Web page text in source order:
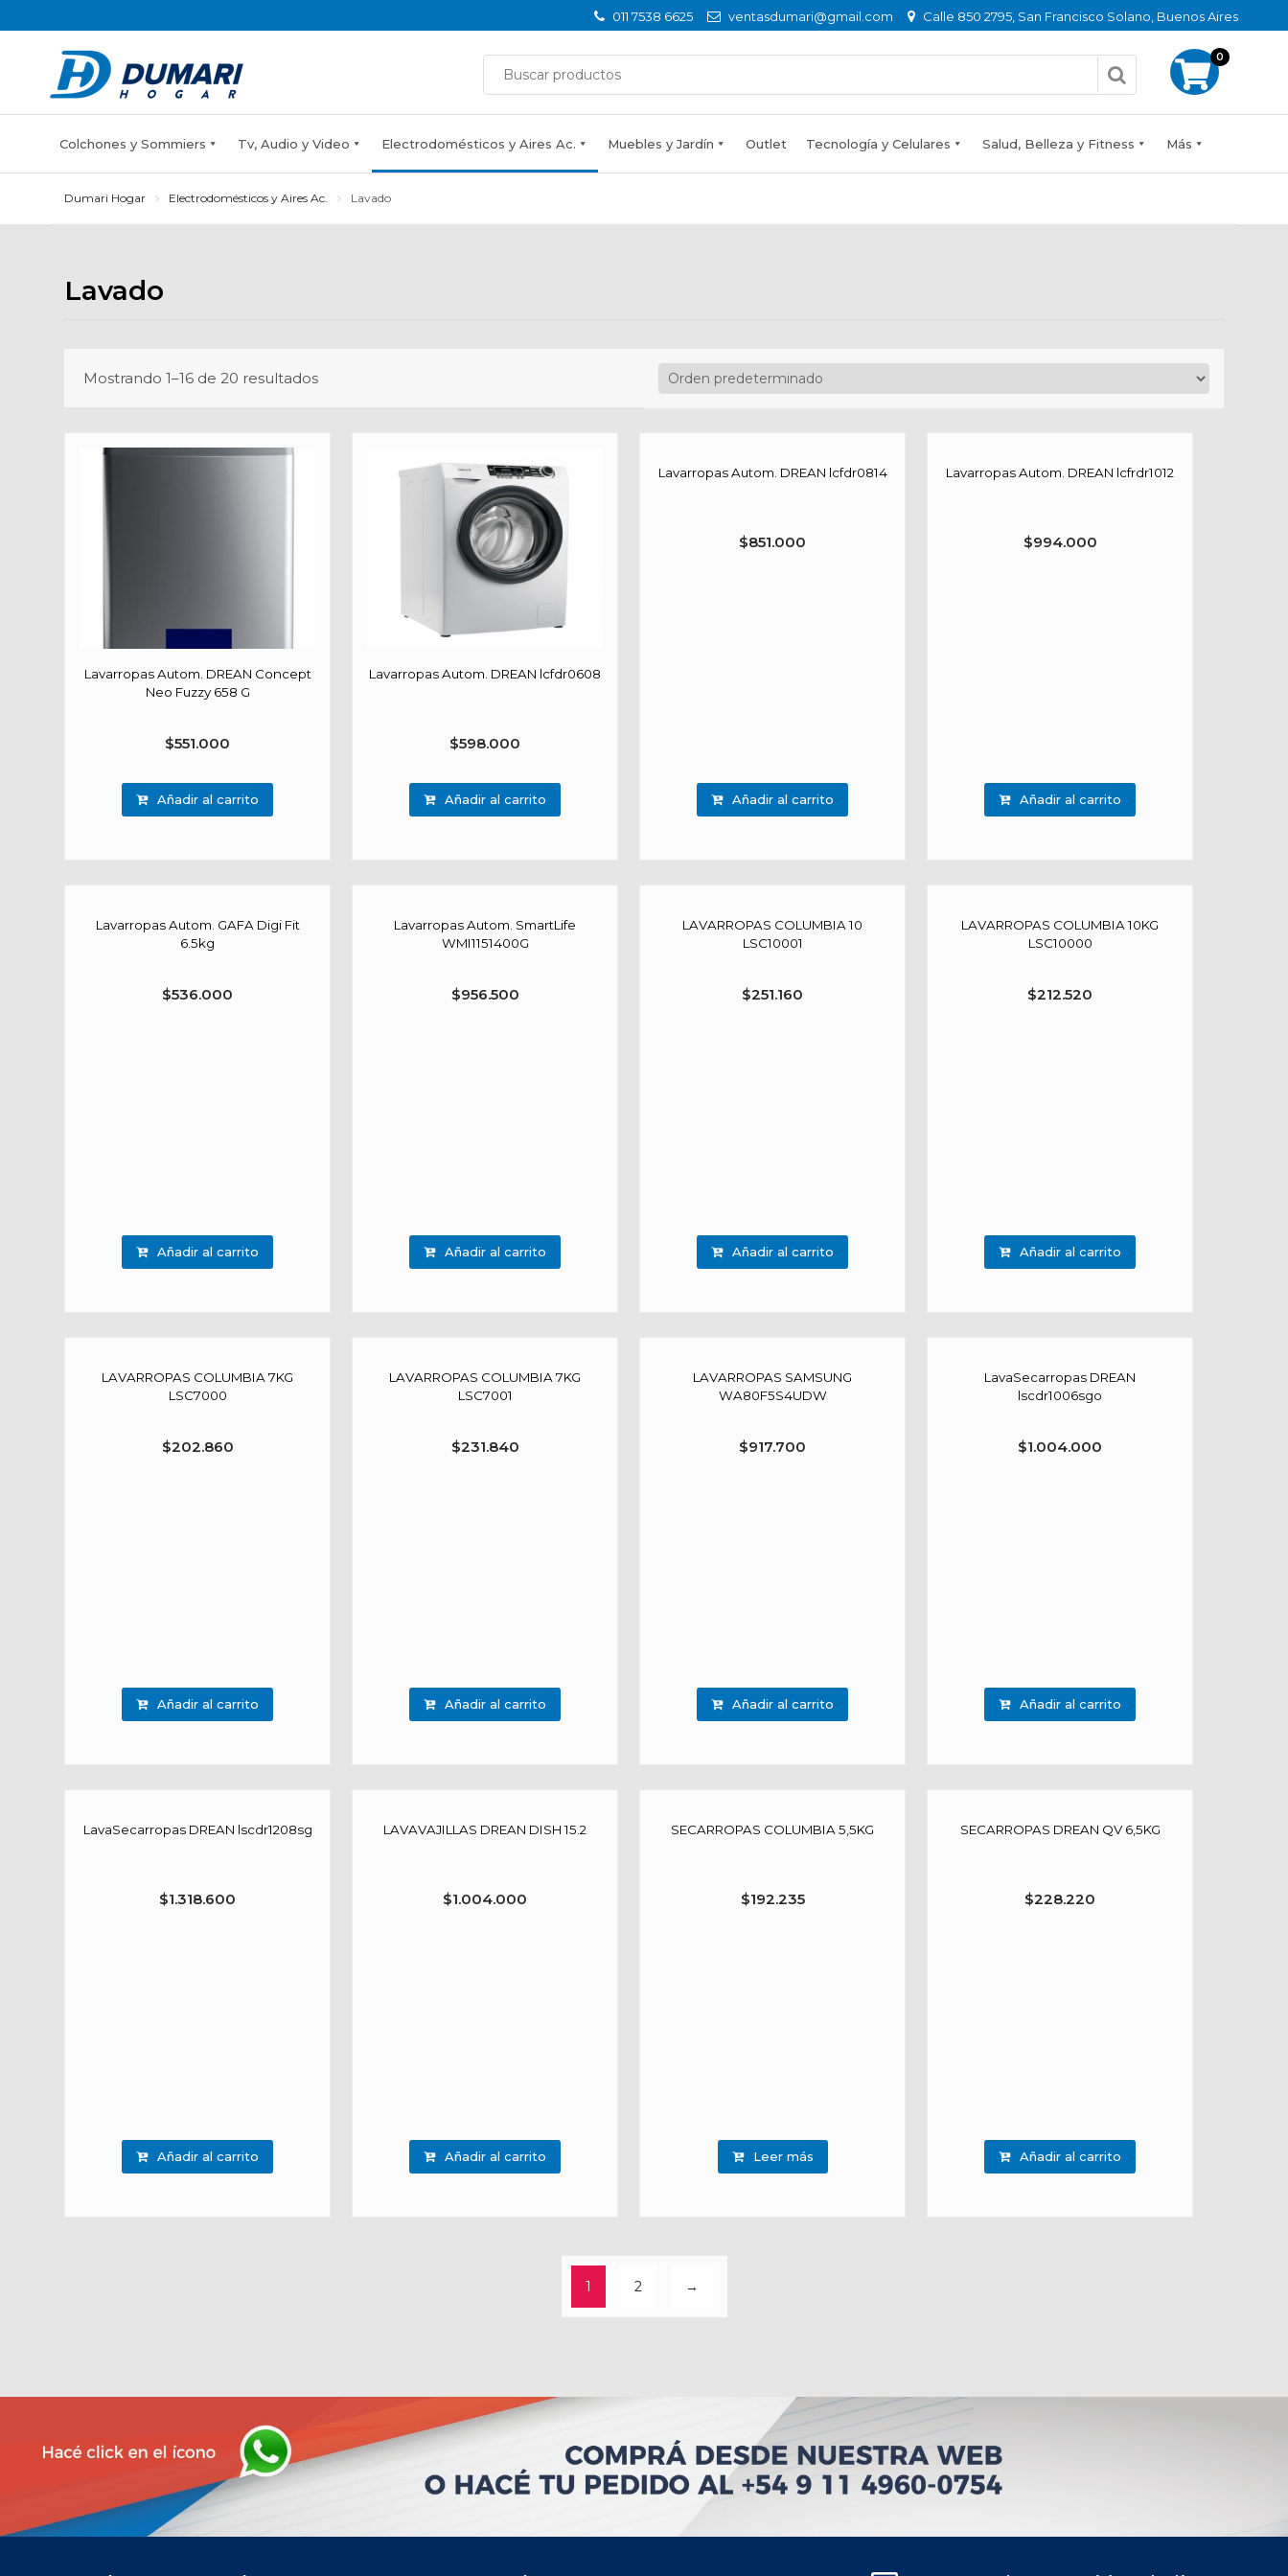
to
011 7538 6625 ventasdumari@gmail.com Calle 850 2795, San Francisco Solano, Buenos Aires
0
Colchones y Sommiers Tv, Audio y Video Electrodomésticos y Aires Ac. Muebles y Jardín Outlet Tecnología y Celulares Salud, Belleza y Fitness Más
Dumari Hogar Electrodomésticos y Aires Ac. Lavado
Lavado
Mostrando 1–16 de 20 resultados
Lavarropas Autom. DREAN Concept
Neo Fuzzy 658 G
$551.000
Añadir al carrito
Lavarropas Autom. DREAN lcfdr0608
$598.000
Añadir al carrito
Lavarropas Autom. DREAN lcfdr0814
$851.000
Añadir al carrito
Lavarropas Autom. DREAN lcfrdr1012
$994.000
Añadir al carrito
Lavarropas Autom. GAFA Digi Fit
6.5kg
$536.000
Añadir al carrito
Lavarropas Autom. SmartLife
WMI1151400G
$956.500
Añadir al carrito
LAVARROPAS COLUMBIA 10
LSC10001
$251.160
Añadir al carrito
LAVARROPAS COLUMBIA 10KG
LSC10000
$212.520
Añadir al carrito
LAVARROPAS COLUMBIA 7KG
LSC7000
$202.860
Añadir al carrito
LAVARROPAS COLUMBIA 7KG
LSC7001
$231.840
Añadir al carrito
LAVARROPAS SAMSUNG
WA80F5S4UDW
$917.700
Añadir al carrito
LavaSecarropas DREAN
lscdr1006sgo
$1.004.000
Añadir al carrito
LavaSecarropas DREAN lscdr1208sg
$1.318.600
Añadir al carrito
LAVAVAJILLAS DREAN DISH 15.2
$1.004.000
Añadir al carrito
SECARROPAS COLUMBIA 5,5KG
$192.235
Leer más
SECARROPAS DREAN QV 6,5KG
$228.220
Añadir al carrito
1 2 →